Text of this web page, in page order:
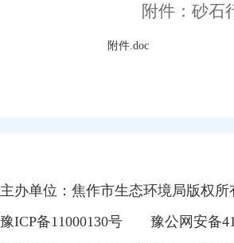
附件：砂石
附件.doc
主办单位：焦作市生态环境局版权所
豫ICP备11000130号
豫公网安备